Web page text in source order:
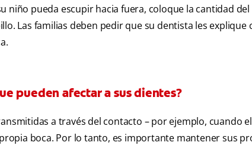
niño pueda escupir hacia fuera, coloque la cantidad
Las familias deben pedir que su dentista les explique
pueden afectar a sus dientes?
a través del contacto – por ejemplo, cuando
boca. Por lo tanto, es importante mantener sus